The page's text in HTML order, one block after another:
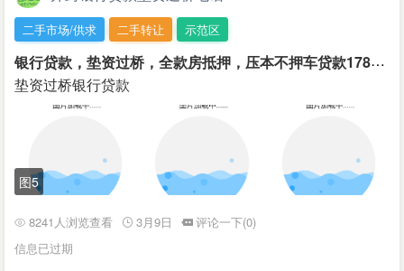
二手市场/供求 二手转让 示范区
银
行贷款，垫资过桥，全款房抵押，压本不押车贷款17839277587
垫资过桥银行贷款
图5
8241人浏览查看 3月9日
评论一下(0)
信息已过期